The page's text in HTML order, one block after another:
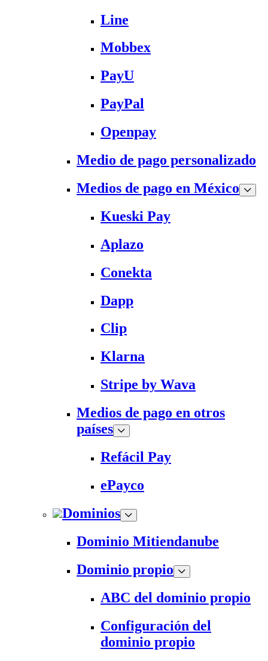
Line
Mobbex
PayU
PayPal
Openpay
Medio de pago personalizado
Medios de pago en México
Kueski Pay
Aplazo
Conekta
Dapp
Clip
Klarna
Stripe by Wava
Medios de pago en otros
países
Refácil Pay
ePayco
Dominios
Dominio Mitiendanube
Dominio propio
ABC del dominio propio
Configuración del
dominio propio